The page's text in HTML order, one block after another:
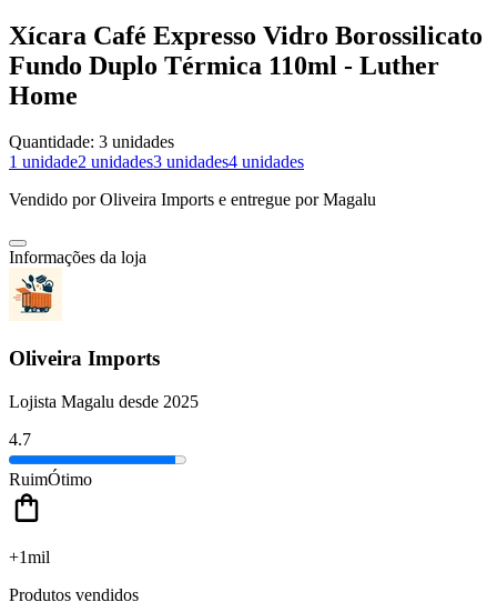
Xícara Café Expresso Vidro Borossilicato
Fundo Duplo Térmica 110ml - Luther
Home
Quantidade: 3 unidades
1 unidade2 unidades3 unidades4 unidades
Vendido porOliveira Imports e entregue por Magalu
Informações da loja
Oliveira Imports
Lojista Magalu desde 2025
4.7
RuimÓtimo
+1mil
Produtos vendidos